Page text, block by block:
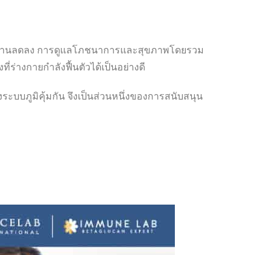
นลดลง การดูแลโภชนาการและสุขภาพโดยรวม
ร่างกายกำลังฟื้นตัวได้เป็นอย่างดี
ะบบภูมิคุ้มกัน จึงเป็นส่วนหนึ่งของการสนับสนุน